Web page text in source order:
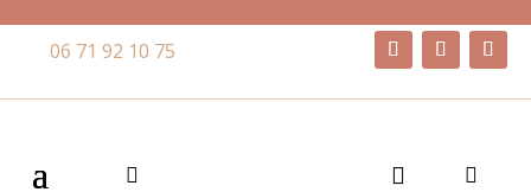
06 71 92 10 75